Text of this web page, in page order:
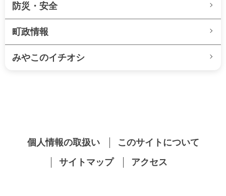
防災・安全
町政情報
みやこのイチオシ
個人情報の取扱い
このサイトについて
サイトマップ
アクセス